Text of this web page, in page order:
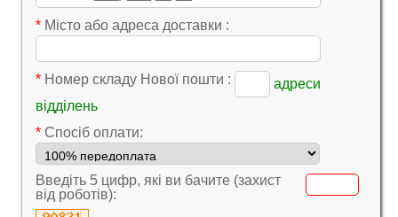
* Місто або адреса доставки :
* Номер складу Нової пошти :
адреси
відділень
* Cпосіб оплати:
Введіть 5 цифр, які ви бачите (захист
від роботів):